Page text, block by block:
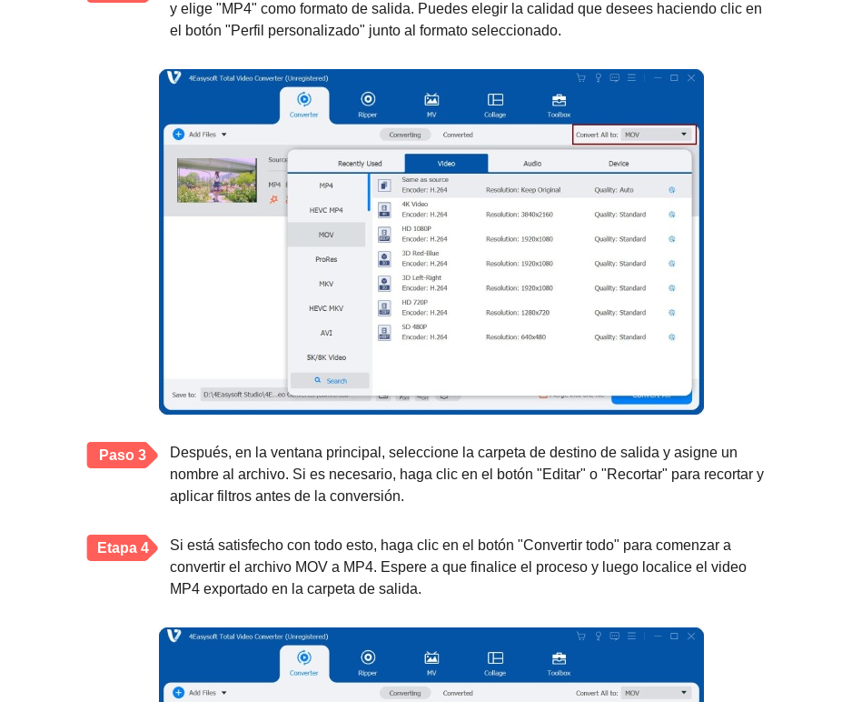
y elige "MP4" como formato de salida. Puedes elegir la calidad que desees haciendo clic en
el botón "Perfil personalizado" junto al formato seleccionado.
Paso 3
Después, en la ventana principal, seleccione la carpeta de destino de salida y asigne un
nombre al archivo. Si es necesario, haga clic en el botón "Editar" o "Recortar" para recortar y
aplicar filtros antes de la conversión.
Etapa 4
Si está satisfecho con todo esto, haga clic en el botón "Convertir todo" para comenzar a
convertir el archivo MOV a MP4. Espere a que finalice el proceso y luego localice el video
MP4 exportado en la carpeta de salida.